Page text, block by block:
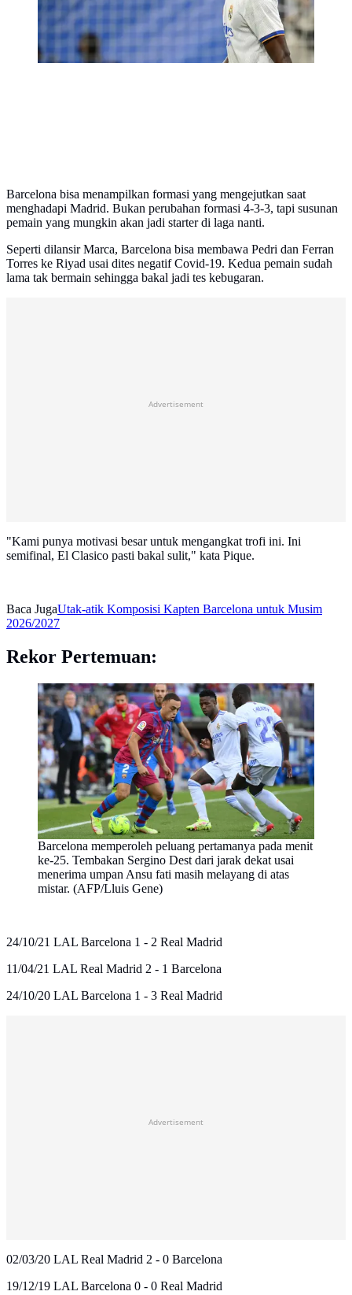
Barcelona bisa menampilkan formasi yang mengejutkan saat
menghadapi Madrid. Bukan perubahan formasi 4-3-3, tapi susunan
pemain yang mungkin akan jadi starter di laga nanti.
Seperti dilansir Marca, Barcelona bisa membawa Pedri dan Ferran
Torres ke Riyad usai dites negatif Covid-19. Kedua pemain sudah
lama tak bermain sehingga bakal jadi tes kebugaran.
Advertisement
"Kami punya motivasi besar untuk mengangkat trofi ini. Ini
semifinal, El Clasico pasti bakal sulit," kata Pique.
Baca JugaUtak-atik Komposisi Kapten Barcelona untuk Musim
2026/2027
Rekor Pertemuan:
Barcelona memperoleh peluang pertamanya pada menit
ke-25. Tembakan Sergino Dest dari jarak dekat usai
menerima umpan Ansu fati masih melayang di atas
mistar. (AFP/Lluis Gene)
24/10/21 LAL Barcelona 1 - 2 Real Madrid
11/04/21 LAL Real Madrid 2 - 1 Barcelona
24/10/20 LAL Barcelona 1 - 3 Real Madrid
Advertisement
02/03/20 LAL Real Madrid 2 - 0 Barcelona
19/12/19 LAL Barcelona 0 - 0 Real Madrid